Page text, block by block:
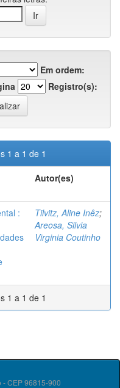
Em ordem:
Registro(s):
1 a 1 de 1
Autor(es)
:
Tilvitz, Aline Inêz;
Areosa, Silvia
Virginia Coutinho
1 a 1 de 1
- CEP 96815-900